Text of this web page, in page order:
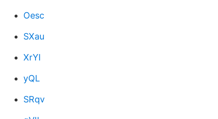
Oesc
SXau
XrYI
yQL
SRqv